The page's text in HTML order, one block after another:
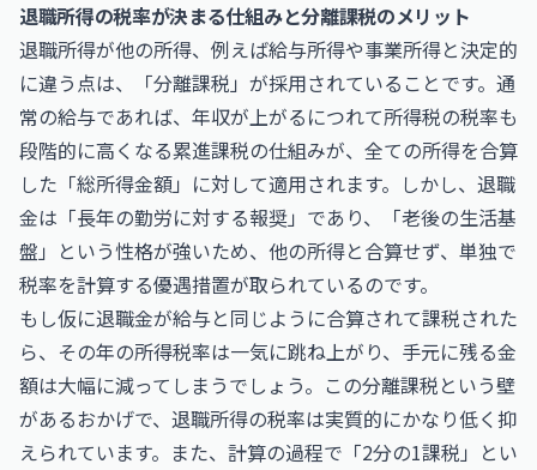
退職所得の税率が決まる仕組みと分離課税のメリット
退職所得が他の所得、例えば給与所得や事業所得と決定的
に違う点は、「分離課税」が採用されていることです。通
常の給与であれば、年収が上がるにつれて所得税の税率も
段階的に高くなる累進課税の仕組みが、全ての所得を合算
した「総所得金額」に対して適用されます。しかし、退職
金は「長年の勤労に対する報奨」であり、「老後の生活基
盤」という性格が強いため、他の所得と合算せず、単独で
税率を計算する優遇措置が取られているのです。
もし仮に退職金が給与と同じように合算されて課税された
ら、その年の所得税率は一気に跳ね上がり、手元に残る金
額は大幅に減ってしまうでしょう。この分離課税という壁
があるおかげで、退職所得の税率は実質的にかなり低く抑
えられています。また、計算の過程で「2分の1課税」とい